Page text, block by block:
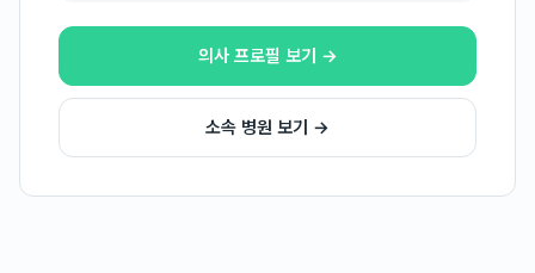
의사 프로필 보기 →
소속 병원 보기 →